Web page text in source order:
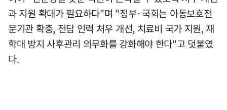
과 지원 확대가 필요하다"며 "정부·국회는 아동보호전
문기관 확충, 전담 인력 처우 개선, 치료비 국가 지원, 재
학대 방지 사후관리 의무화를 강화해야 한다"고 덧붙였
다.